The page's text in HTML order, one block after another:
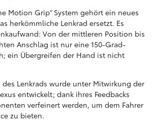
Motion Grip“ System gehört ein neues
herkömmliche Lenkrad ersetzt. Es
Von der mittleren Position bis
Anschlag ist nur eine 150-Grad-
ein Übergreifen der Hand ist nicht
des Lenkrads wurde unter Mitwirkung der
entwickelt; dank ihres Feedbacks
verfeinert werden, um dem Fahrer
zu bieten.